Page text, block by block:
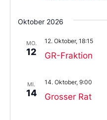
Oktober 2026
MO.
12 GR-Fraktion
12. Oktober, 18:15
MI.
14 Grosser Rat
14. Oktober, 9:00